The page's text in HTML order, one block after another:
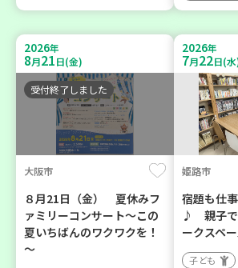
2026年
8月21日(金)
受付終了しました
大阪市
８月21日（金） 夏休みフ
ァミリーコンサート～この
夏いちばんのワクワクを！
～
2026年
7月22日(
姫路市
宿題も仕
♪ 親子で
ークスペ
子ども